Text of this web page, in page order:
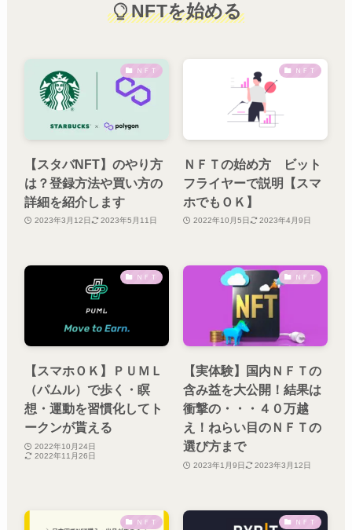
NFTを始める
ＮＦＴ
【スタバNFT】のやり方
は？登録方法や買い方の
詳細を紹介します
2023年3月12日 2023年5月11日
ＮＦＴ
ＮＦＴの始め方 ビット
フライヤーで説明【スマ
ホでもＯＫ】
2022年10月5日 2023年4月9日
ＮＦＴ
【スマホＯＫ】ＰＵＭＬ
（パムル）で歩く・瞑
想・運動を習慣化してト
ークンが貰える
2022年10月24日
2022年11月26日
ＮＦＴ
【実体験】国内ＮＦＴの
含み益を大公開！結果は
衝撃の・・・４０万越
え！ねらい目のＮＦＴの
選び方まで
2023年1月9日 2023年3月12日
ＮＦＴ ＮＦＴ